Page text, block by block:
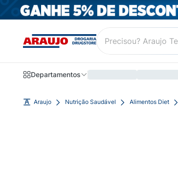
Departamentos
Araujo Nutrição Saudável Alimentos Diet